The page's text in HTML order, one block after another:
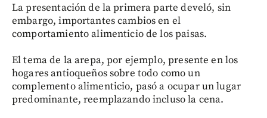
La presentación de la primera parte develó, sin
embargo, importantes cambios en el
comportamiento alimenticio de los paisas.
El tema de la arepa, por ejemplo, presente en los
hogares antioqueños sobre todo como un
complemento alimenticio, pasó a ocupar un lugar
predominante, reemplazando incluso la cena.